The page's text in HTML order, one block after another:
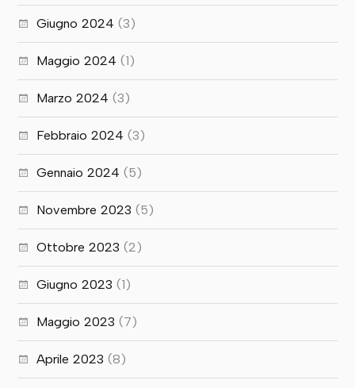
Giugno 2024 (3)
Maggio 2024 (1)
Marzo 2024 (3)
Febbraio 2024 (3)
Gennaio 2024 (5)
Novembre 2023 (5)
Ottobre 2023 (2)
Giugno 2023 (1)
Maggio 2023 (7)
Aprile 2023 (8)